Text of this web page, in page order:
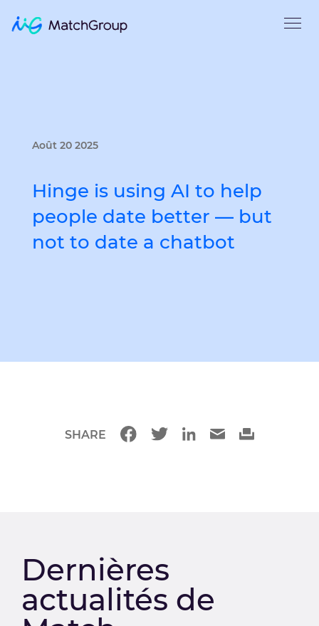
Août 20 2025
Hinge is using AI to help
people date better — but
not to date a chatbot
SHARE
Dernières
actualités de